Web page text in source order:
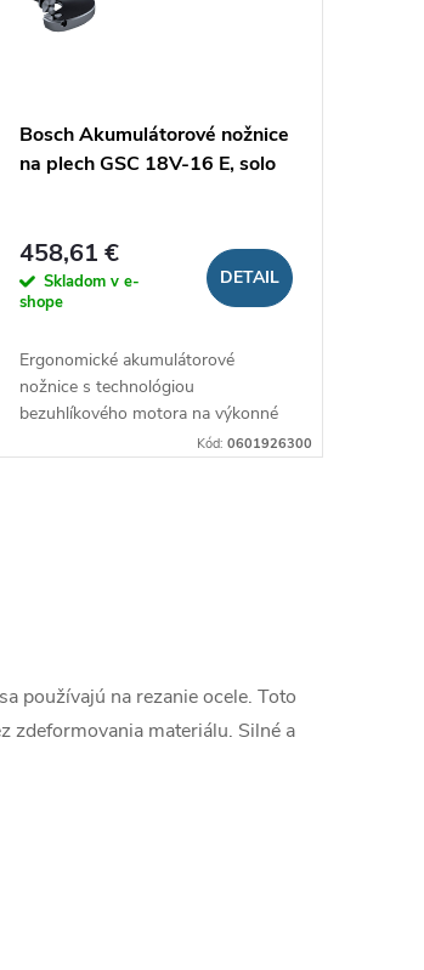
Bosch Akumulátorové nožnice
na plech GSC 18V-16 E, solo
458,61 €
Skladom v e-
shope
DETAIL
Ergonomické akumulátorové
nožnice s technológiou
bezuhlíkového motora na výkonné
Kód: 0601926300
používajú na rezanie ocele. Toto
zdeformovania materiálu. Silné a